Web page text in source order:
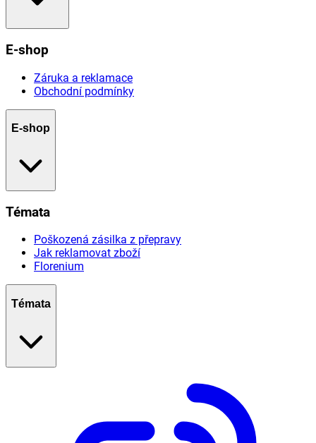
E-shop
Záruka a reklamace
Obchodní podmínky
E-shop
Témata
Poškozená zásilka z přepravy
Jak reklamovat zboží
Florenium
Témata